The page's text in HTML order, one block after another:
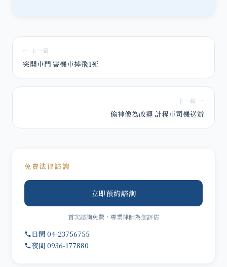
← 上一篇
突開車門 害機車摔飛1死
下一篇 →
偷神像為改運 計程車司機送辦
免費法律諮詢
立即預約諮詢
首次諮詢免費，專業律師為您評估
日間 04-23756755
夜間 0936-177880